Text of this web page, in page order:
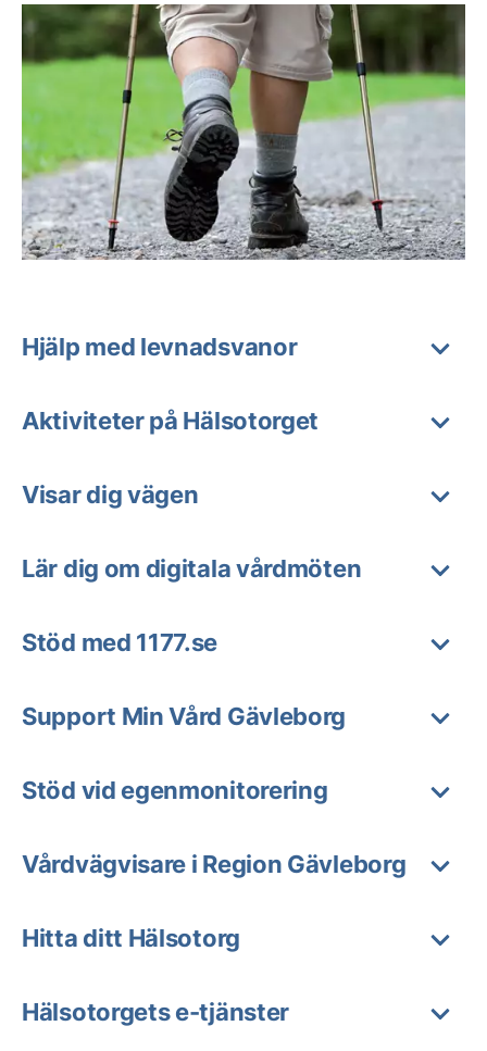
Hjälp med levnadsvanor
Aktiviteter på Hälsotorget
Visar dig vägen
Lär dig om digitala vårdmöten
Stöd med 1177.se
Support Min Vård Gävleborg
Stöd vid egenmonitorering
Vårdvägvisare i Region Gävleborg
Hitta ditt Hälsotorg
Hälsotorgets e-tjänster